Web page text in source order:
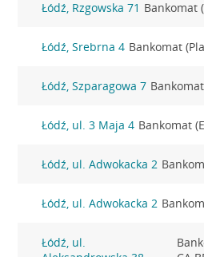
Łódź, Rzgowska 71 Bankomat
Łódź, Srebrna 4 Bankomat
Łódź, Szparagowa 7
Łódź, ul. 3 Maja 4 Bankomat
Łódź, ul. Adwokacka 2
Łódź, ul. Adwokacka 2
Łódź, ul.